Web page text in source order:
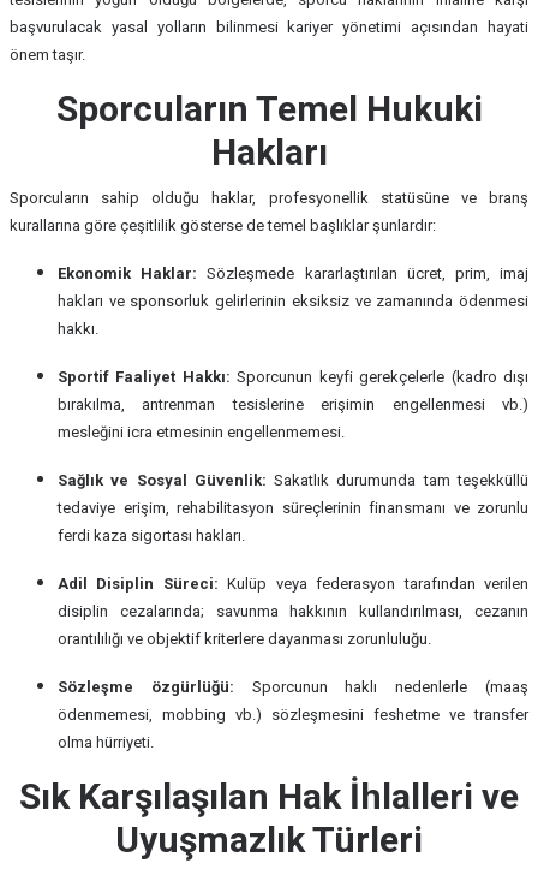
başvurulacak yasal yolların bilinmesi kariyer yönetimi açısından hayati
önem taşır.
Sporcuların Temel Hukuki
Hakları
Sporcuların sahip olduğu haklar, profesyonellik statüsüne ve branş
kurallarına göre çeşitlilik gösterse de temel başlıklar şunlardır:
Ekonomik Haklar: Sözleşmede kararlaştırılan ücret, prim, imaj
hakları ve sponsorluk gelirlerinin eksiksiz ve zamanında ödenmesi
hakkı.
Sportif Faaliyet Hakkı: Sporcunun keyfi gerekçelerle (kadro dışı
bırakılma, antrenman tesislerine erişimin engellenmesi vb.)
mesleğini icra etmesinin engellenmemesi.
Sağlık ve Sosyal Güvenlik: Sakatlık durumunda tam teşekküllü
tedaviye erişim, rehabilitasyon süreçlerinin finansmanı ve zorunlu
ferdi kaza sigortası hakları.
Adil Disiplin Süreci: Kulüp veya federasyon tarafından verilen
disiplin cezalarında; savunma hakkının kullandırılması, cezanın
orantılılığı ve objektif kriterlere dayanması zorunluluğu.
Sözleşme özgürlüğü: Sporcunun haklı nedenlerle (maaş
ödenmemesi, mobbing vb.) sözleşmesini feshetme ve transfer
olma hürriyeti.
Sık Karşılaşılan Hak İhlalleri ve
Uyuşmazlık Türleri